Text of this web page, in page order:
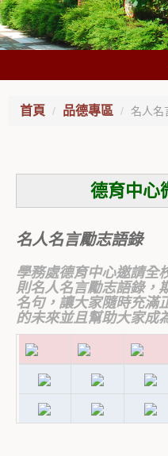
首頁 品德專區 名人名
德育中心
名人名言勵志語錄
學務處德育中心邀請全
則名人名言勵志語錄，
名句，讓大家隨時充滿
的未來並且幫助大家成